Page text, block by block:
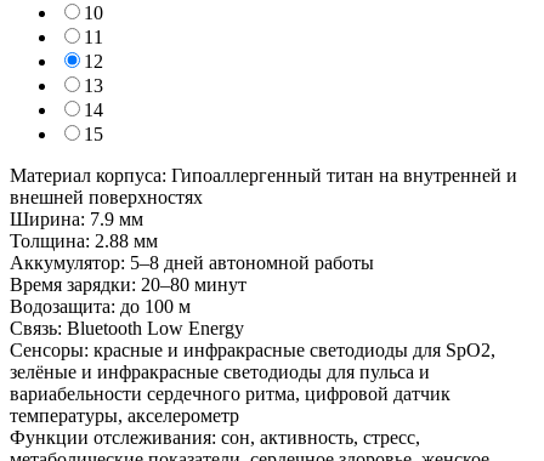
10
11
12
13
14
15
Материал корпуса: Гипоаллергенный титан на внутренней и
внешней поверхностях
Ширина: 7.9 мм
Толщина: 2.88 мм
Аккумулятор: 5–8 дней автономной работы
Время зарядки: 20–80 минут
Водозащита: до 100 м
Связь: Bluetooth Low Energy
Сенсоры: красные и инфракрасные светодиоды для SpO2,
зелёные и инфракрасные светодиоды для пульса и
вариабельности сердечного ритма, цифровой датчик
температуры, акселерометр
Функции отслеживания: сон, активность, стресс,